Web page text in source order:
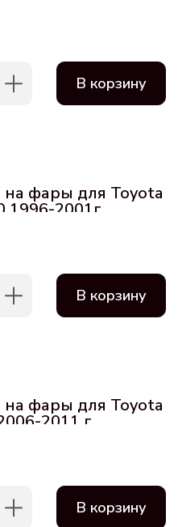
В корзину
на фары для Toyota
1996-2001г
В корзину
на фары для Toyota
2011 г
В корзину